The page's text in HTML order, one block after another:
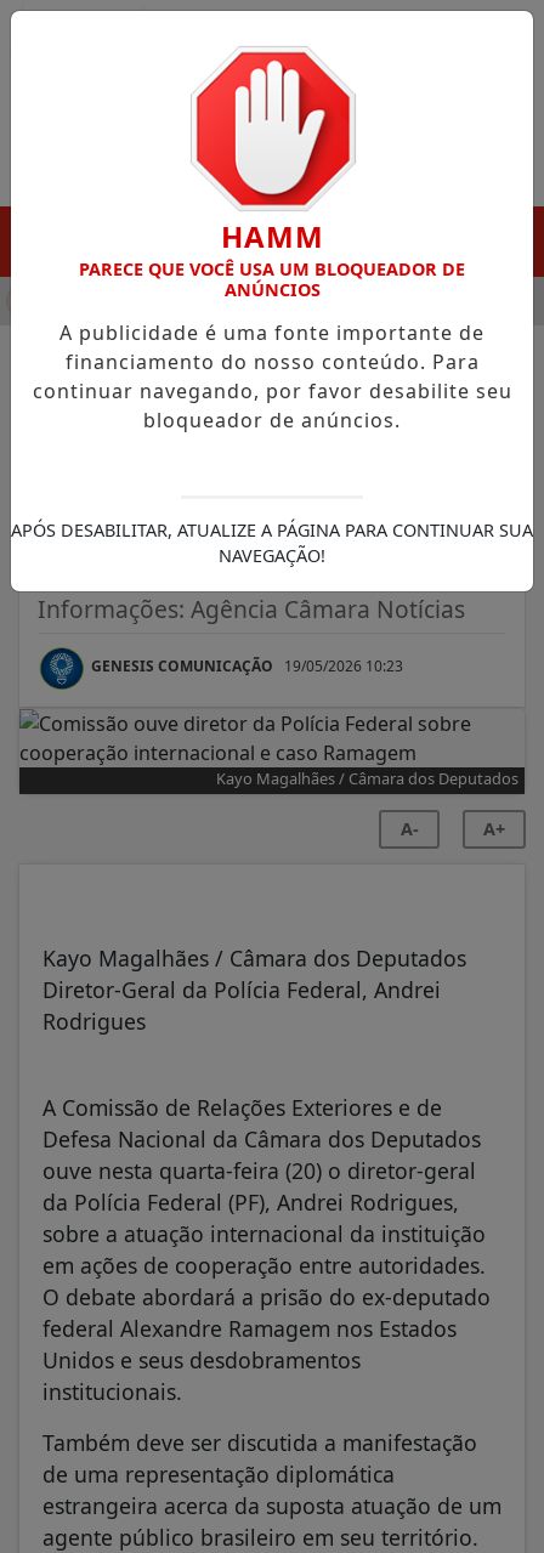
DESTAQUE EM PORTO GRANDE COM ATUAÇÃO VOLTADA
NOTÍCIAS/CÂMARA DOS DEPUTADOS
Comissão ouve diretor da
cooperação internacional e
caso Ramagem
Informações: Agência Câmara Notícias
GENESIS COMUNICAÇÃO 19/05/2026 10:23
Kayo Magalhães / Câmara dos Deputados
A- A+
Kayo Magalhães / Câmara dos Deputados
Diretor-Geral da Polícia Federal, Andrei
Rodrigues
A Comissão de Relações Exteriores e de
Defesa Nacional da Câmara dos Deputados
ouve nesta quarta-feira (20) o diretor-geral
da Polícia Federal (PF), Andrei Rodrigues,
sobre a atuação internacional da instituição
em ações de cooperação entre autoridades.
O debate abordará a prisão do ex-deputado
federal Alexandre Ramagem nos Estados
Unidos e seus desdobramentos
institucionais.
Também deve ser discutida a manifestação
de uma representação diplomática
estrangeira acerca da suposta atuação de um
agente público brasileiro em seu território.
HAMM
PARECE QUE VOCÊ USA UM BLOQUEADOR DE
ANÚNCIOS
A publicidade é uma fonte importante de
financiamento do nosso conteúdo. Para
continuar navegando, por favor desabilite seu
bloqueador de anúncios.
APÓS DESABILITAR, ATUALIZE A PÁGINA PARA CONTINUAR SUA
NAVEGAÇÃO!